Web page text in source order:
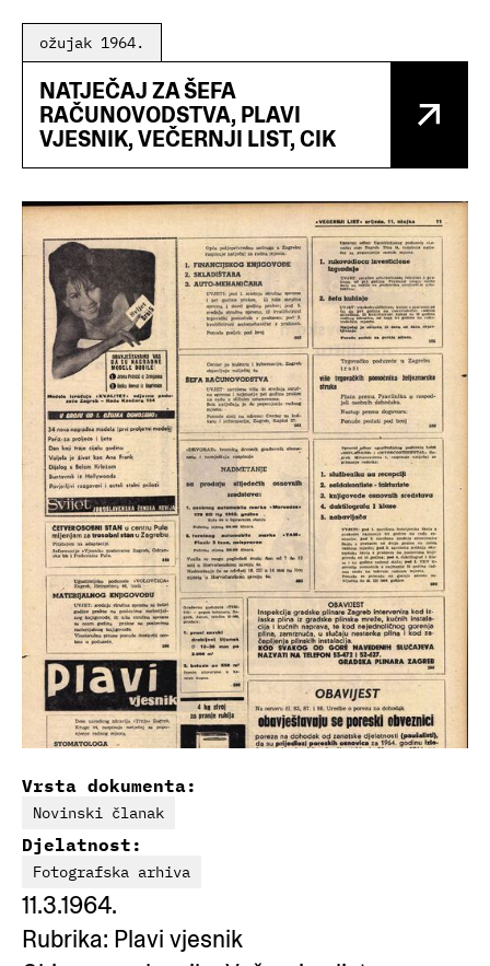
ožujak 1964.
NATJEČAJ ZA ŠEFA
RAČUNOVODSTVA, PLAVI
VJESNIK, VEČERNJI LIST, CIK
Vrsta dokumenta:
Novinski članak
Djelatnost:
Fotografska arhiva
11.3.1964.
Rubrika: Plavi vjesnik